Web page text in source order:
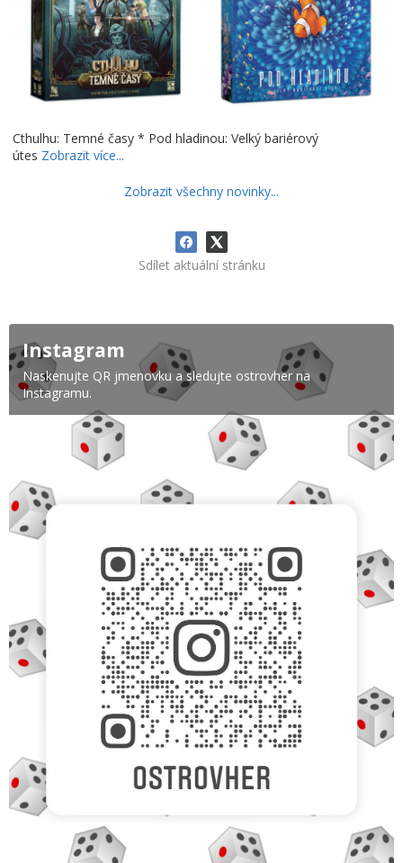
Cthulhu: Temné časy * Pod hladinou: Velký bariérový
útes Zobrazit více...
Zobrazit všechny novinky...
Sdílet aktuální stránku
Instagram
Naskenujte QR jmenovku a sledujte ostrovher na
Instagramu.